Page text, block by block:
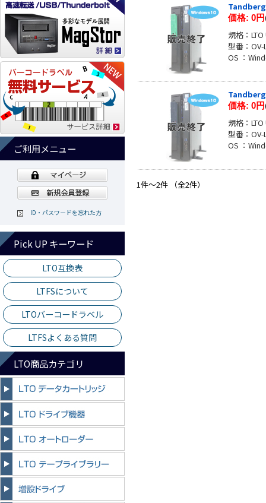
ご利用メニュー
ID・パスワードを忘れた方
Pick UP キーワード
LTO互換表
LTFSについて
LTOバーコードラベル
LTFSよくある質問
LTO商品カテゴリ
Tandberg
価格: 0円
規格：
型番：OV-
OS ：
Tandberg
価格: 0円
規格：
型番：OV-
OS ：
1件～2件 （全2件）